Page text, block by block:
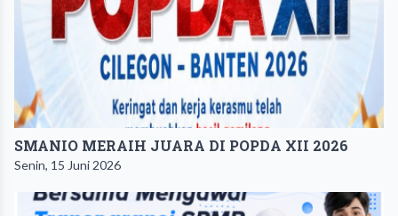
SMANIO MERAIH JUARA DI POPDA XII 2026
Senin, 15 Juni 2026